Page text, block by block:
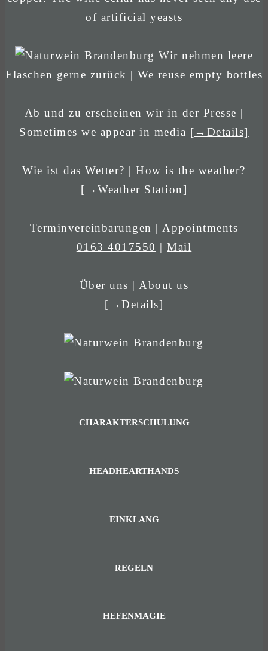
of artificial yeasts
Wir nehmen leere
Flaschen gerne zurück | We reuse empty bottles
Ab und zu erscheinen wir in der Presse |
Sometimes we appear in media [→Details]
Wie ist das Wetter? | How is the weather?
[ →Weather Station]
Terminvereinbarungen | Appointments
0163 4017550 |Mail
Über uns | About us
[→Details]
CHARAKTERSCHULUNG
HEADHEARTHANDS
EINKLANG
REGELN
HEFENMAGIE